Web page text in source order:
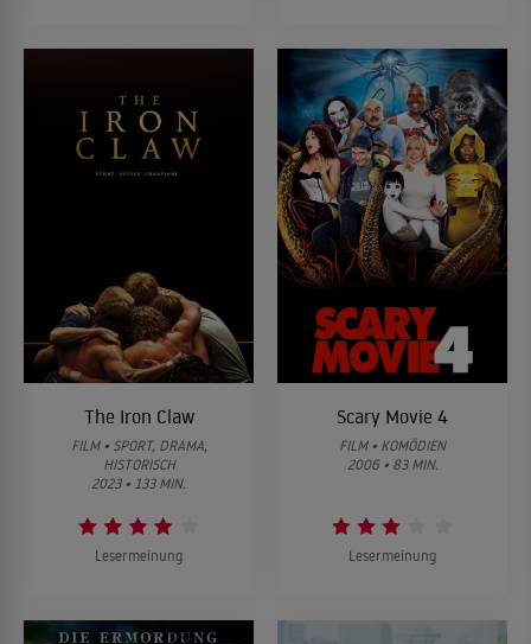
The Iron Claw
FILM • SPORT, DRAMA,
HISTORISCH
2023 • 133 MIN.
Lesermeinung
Scary Movie 4
FILM • KOMÖDIEN
2006 • 83 MIN.
Lesermeinung